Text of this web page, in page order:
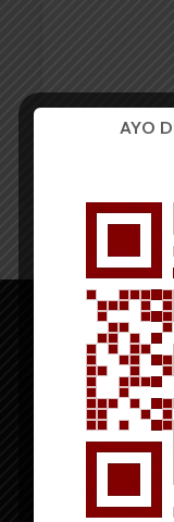
Copyright ©
AYO